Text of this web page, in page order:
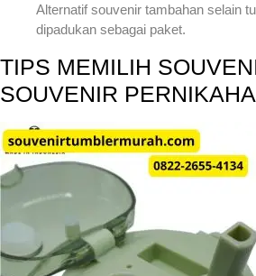
Alternatif souvenir tambahan selain
dipadukan sebagai paket.
TIPS MEMILIH
SOUVENIR